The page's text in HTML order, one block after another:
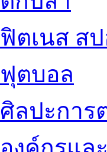
ฟิตเนส ส
ฟุตบอล
ศิลปะการ